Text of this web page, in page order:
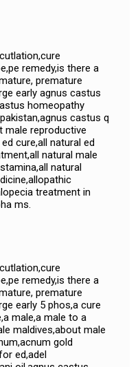
remedy,is there a
premature
early agnus castus
homeopathy
castus q
male reproductive
cure,all natural ed
natural male
natural
treatment in
ms.
remedy,is there a
premature
early 5 phos,a cure
male,a male to a
maldives,about male
gold
ed,adel